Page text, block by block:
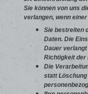
Sie können von uns
verlangen, wenn
Sie bestreiten
Daten. Die
Dauer
Richtigkeit der
Die
statt